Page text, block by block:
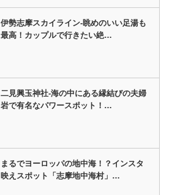
伊勢志摩スカイライン-眺めのいい足湯も
最高！カップルで行きたい絶…
二見興玉神社-海の中にある縁結びの夫婦
岩で有名なパワースポット！…
まるでヨーロッパの地中海！？インスタ
映えスポット「志摩地中海村」…